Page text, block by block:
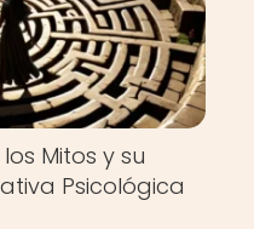
Mitos y su
Psicológica